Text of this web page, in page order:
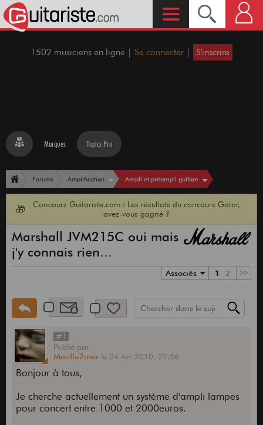
1502 musiciens en ligne | Se connecter | S'inscrire
Marques Topics Pro
Forums Amplification Ampli et préampli guitare
🎁
Concours Guitariste.com : Les résultats du concours Gator,
avez-vous gagné ?
Marshall JVM215C oui mais
j'y connais rien...
Associés 1 2 >>
#1
Publié par
Moufle2mer le 04 Avr 2010, 22:56
Bonjour à tous,
Je cherche actuellement un système d'ampli lampes
pour concert entre 1000 et 2000euros.